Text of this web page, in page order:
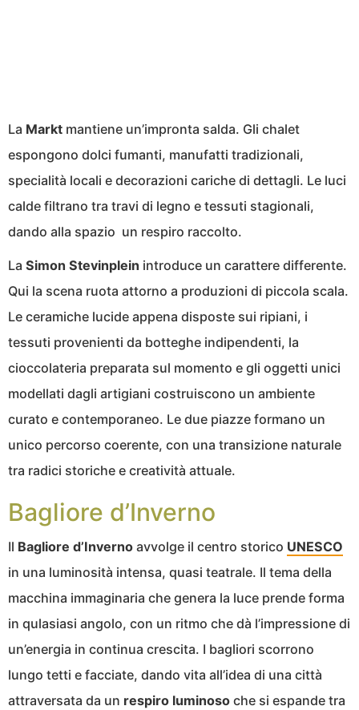
La Markt mantiene un’impronta salda. Gli chalet
espongono dolci fumanti, manufatti tradizionali,
specialità locali e decorazioni cariche di dettagli. Le luci
calde filtrano tra travi di legno e tessuti stagionali,
dando alla spazio un respiro raccolto.
La Simon Stevinplein introduce un carattere differente.
Qui la scena ruota attorno a produzioni di piccola scala.
Le ceramiche lucide appena disposte sui ripiani, i
tessuti provenienti da botteghe indipendenti, la
cioccolateria preparata sul momento e gli oggetti unici
modellati dagli artigiani costruiscono un ambiente
curato e contemporaneo. Le due piazze formano un
unico percorso coerente, con una transizione naturale
tra radici storiche e creatività attuale.
Bagliore d’Inverno
Il Bagliore d’Inverno avvolge il centro storico UNESCO
in una luminosità intensa, quasi teatrale. Il tema della
macchina immaginaria che genera la luce prende forma
in qulasiasi angolo, con un ritmo che dà l’impressione di
un’energia in continua crescita. I bagliori scorrono
lungo tetti e facciate, dando vita all’idea di una città
attraversata da un respiro luminoso che si espande tra